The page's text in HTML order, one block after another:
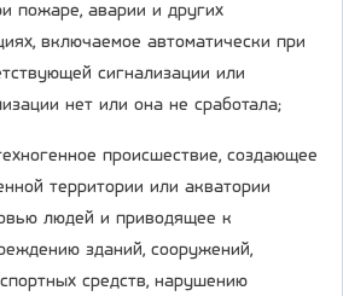
пожаре, аварии и других
включаемое автоматически при
сигнализации или
нет или она не сработала;
происшествие, создающее
территории или акватории
людей и приводящее к
зданий, сооружений,
средств, нарушению